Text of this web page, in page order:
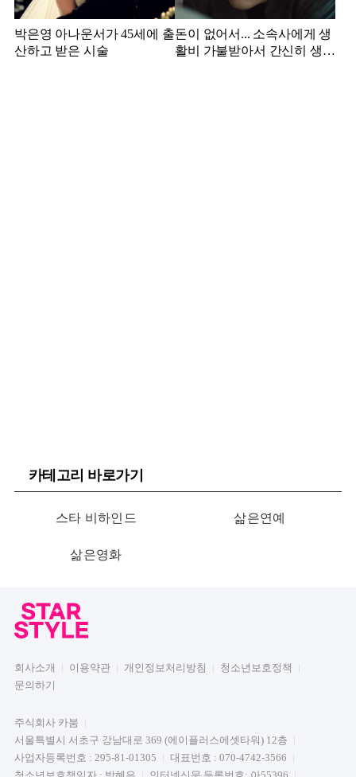
박은영 아나운서가 45세에 출
산하고 받은 시술
돈이 없어서... 소속사에게 생
활비 가불받아서 간신히 생활
카테고리 바로가기
스타 비하인드 삶은연예
삶은영화
회사소개 이용약관 개인정보처리방침
청소년보호정책
문의하기
주식회사 카붐
서울특별시 서초구 강남대로 369 (에이플러스에셋타워) 12층
사업자등록번호 : 295-81-01305
대표번호 : 070-4742-3566